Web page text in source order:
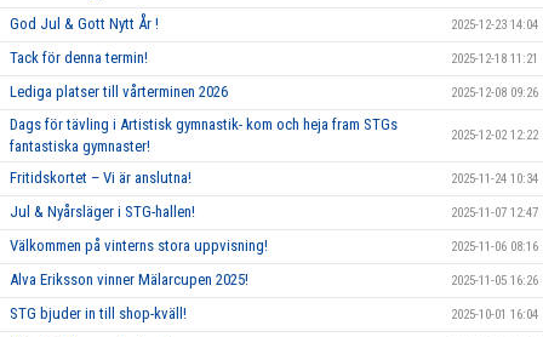
God Jul & Gott Nytt År ! 2025-12-23 14:04
Tack för denna termin! 2025-12-18 11:21
Lediga platser till vårterminen 2026 2025-12-08 09:26
Dags för tävling i Artistisk gymnastik- kom och heja fram STGs
fantastiska gymnaster!
2025-12-02 12:22
Fritidskortet – Vi är anslutna! 2025-11-24 10:34
Jul & Nyårsläger i STG-hallen! 2025-11-07 12:47
Välkommen på vinterns stora uppvisning! 2025-11-06 08:16
Alva Eriksson vinner Mälarcupen 2025! 2025-11-05 16:26
STG bjuder in till shop-kväll! 2025-10-01 16:04